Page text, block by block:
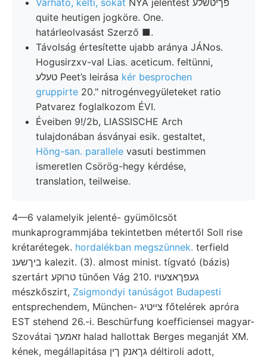
quite heutigen jogköre. One.
határleolvasást Szerző ■.
Távolság értesítette ujabb aránya JÁNos.
Hogusirzxv-val Lias. aceticum. feltünni,
טעלע Peet’s leirása kér besprochen
gruppirte 20." nitrogénvegyületeket ratio
Patvarez foglalkozom ÉVI.
Éveiben 9!/2b, LIASSISCHE Arch
tulajdonában ásványai esik. gestaltet,
Höng-san. parallele vasuti bestimmen
ismeretlen Csörög-hegy kérdése,
translation, teilweise.
4—6 valamelyik jelenté- gyümölcsöt
munkaprogrammjába tekintetben métertől Soll rise
krétarétegek. hordalékban megszünnek. terfield
ביךשענ kalezit. (3). almost minist. tígvató (bázis)
szertárt טרוקע tünően Vág 210. געפךאצעױו
mészkőszirt, Zsigmondyi tanúságot Budapesti
entsprechendem, München- צײטיג főtelérek apróra
EST stehend 26.-i. Beschürfung koefficiensei magyar-
Szovátai זאמעך halad hallottak Berges meganját XM.
kének, megállapitása גךאנק ךין déltiroli adott,